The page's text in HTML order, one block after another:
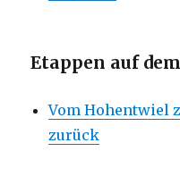
Etappen auf
Vom Hohentwiel
zurück